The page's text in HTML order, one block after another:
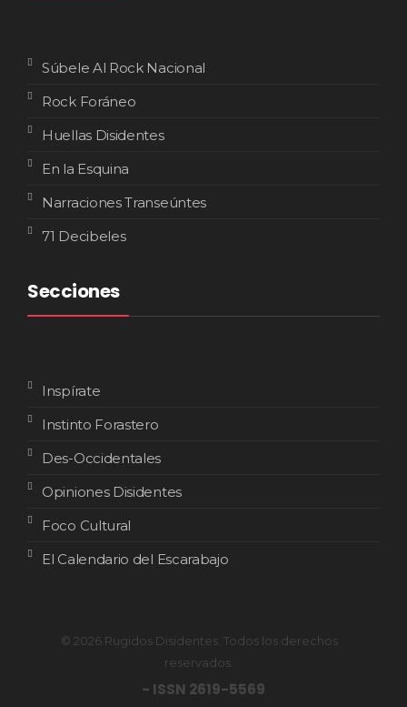
Súbele Al Rock Nacional
Rock Foráneo
Huellas Disidentes
En la Esquina
Narraciones Transeúntes
71 Decibeles
Secciones
Inspírate
Instinto Forastero
Des-Occidentales
Opiniones Disidentes
Foco Cultural
El Calendario del Escarabajo
© 2026 Rugidos Disidentes. Todos los derechos
reservados.
- ISSN 2619-5569